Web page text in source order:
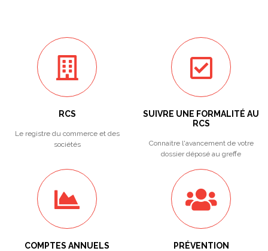
RCS
Le registre du commerce et des
sociétés
SUIVRE UNE FORMALITÉ AU
RCS
Connaitre l'avancement de votre
dossier déposé au greffe
COMPTES ANNUELS PRÉVENTION